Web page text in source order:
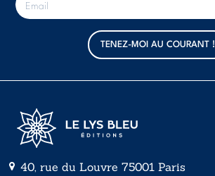
-
m
TENEZ-MOI AU COURANT !
40, rue du Louvre 75001 Paris